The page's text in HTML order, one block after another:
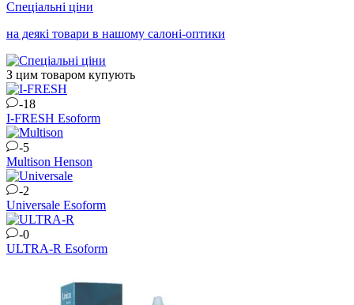
Спеціальні ціни
на деякі товари в нашому салоні-оптики
З цим товаром купують
-18
I-FRESH Esoform
-5
Multison Henson
-2
Universale Esoform
-0
ULTRA-R Esoform